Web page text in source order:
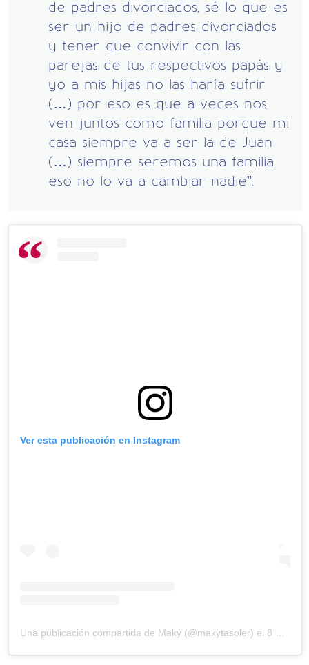
de padres divorciados, sé lo que es
ser un hijo de padres divorciados
y tener que convivir con las
parejas de tus respectivos papás y
yo a mis hijas no las haría sufrir
(…) por eso es que a veces nos
ven juntos como familia porque mi
casa siempre va a ser la de Juan
(…) siempre seremos una familia,
eso no lo va a cambiar nadie”.
Ver esta publicación en Instagram
Una publicación compartida de Maky (@makytasoler) el 8 Dic, 2016 a las 12:29 PST